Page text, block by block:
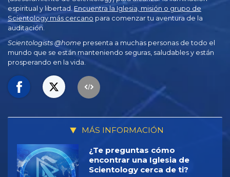
espiritual y libertad.Encuentra la Iglesia, misión o grupo de
Scientology más cercano para comenzar tu aventura de la
auditación.
Scientologists @home presenta a muchas personas de todo el
mundo que se están manteniendo seguras, saludables y están
prosperando en la vida.
MÁS INFORMACIÓN
¿Te preguntas cómo
encontrar una Iglesia de
Scientology cerca de ti?